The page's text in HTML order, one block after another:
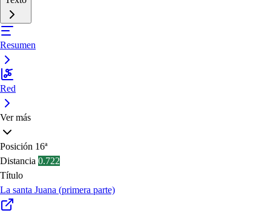
Resumen
Red
Ver más
Posición 16ª
Distancia 0.722
Título
La santa Juana (primera parte)